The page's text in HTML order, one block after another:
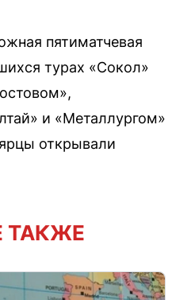
пятиматчевая
турах «Сокол»
и «Металлургом»
открывали
ТАКЖЕ